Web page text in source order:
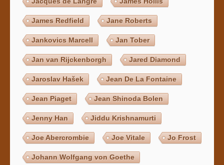
James Redfield Jane Roberts
Jankovics Marcell Jan Tober
Jan van Rijckenborgh Jared Diamond
Jaroslav Hašek Jean De La Fontaine
Jean Piaget Jean Shinoda Bolen
Jenny Han Jiddu Krishnamurti
Joe Abercrombie Joe Vitale Jo Frost
Johann Wolfgang von Goethe